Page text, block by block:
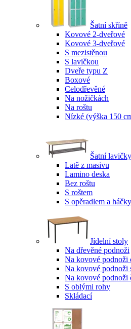
Šatní skříně
Kovové 2-dveřové
Kovové 3-dveřové
S mezistěnou
S lavičkou
Dveře typu Z
Boxové
Celodřevěné
Na nožičkách
Na roštu
Nízké (výška 150
Šatní lavičky
Latě z masivu
Lamino deska
Bez roštu
S roštem
S opěradlem a háčky
Jídelní stoly
Na dřevěné podnoži
Na kovové podnoži
Na kovové podnoži
Na kovové podnoži
S oblými rohy
Skládací